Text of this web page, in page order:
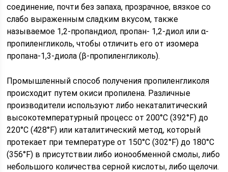
соединение, почти без запаха, прозрачное, вязкое со
слабо выраженным сладким вкусом, также
называемое 1,2-пропандиол, пропан- 1,2-диол или α-
пропиленгликоль, чтобы отличить его от изомера
пропана-1,3-диола (β-пропиленгликоль).
Промышленный способ получения пропиленгликоля
происходит путем окиси пропилена. Различные
производители используют либо некаталитический
высокотемпературный процесс от 200°C (392°F) до
220°C (428°F) или каталитический метод, который
протекает при температуре от 150°С (302°F) до 180°C
(356°F) в присутствии либо ионообменной смолы, либо
небольшого количества серной кислоты, либо щелочи.